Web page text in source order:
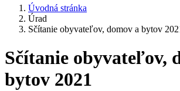
Úvodná stránka
Úrad
Sčítanie obyvateľov, domov a bytov
Sčítanie obyvateľov,
bytov 2021